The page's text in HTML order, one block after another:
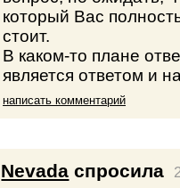
который Вас
стоит.
В каком-то плане
является ответом и
написать комментарий
Nevada спросила